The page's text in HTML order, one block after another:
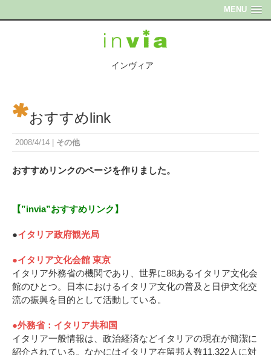
MENU
インヴィア
おすすめlink
2008/4/14 その他
おすすめリンクのページを作りました。
【”invia”おすすめリンク】
●イタリア政府観光局
●イタリア文化会館 東京
イタリア外務省の機関であり、世界に88あるイタリア文化会
館のひとつ。日本におけるイタリア文化の普及と日伊文化交
流の振興を目的として活動している。
●外務省：イタリア共和国
イタリア一般情報は、政治経済などイタリアの現在が簡潔に
紹介されている。なかにはイタリア在留邦人数11,322人に対